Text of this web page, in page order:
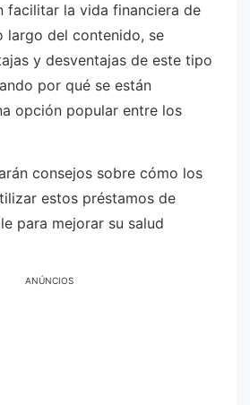
facilitar la vida financiera de
largo del contenido, se
y desventajas de este tipo
por qué se están
opción popular entre los
consejos sobre cómo los
estos préstamos de
para mejorar su salud
ANÚNCIOS